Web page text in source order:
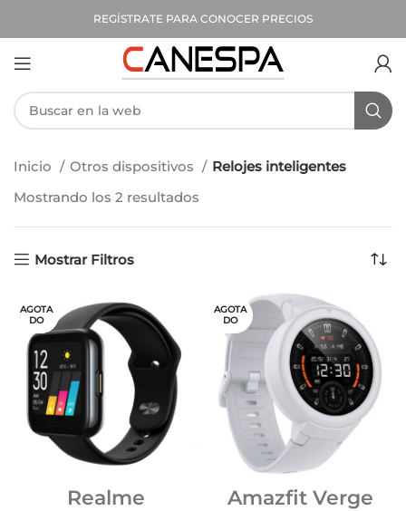
REGÍSTRATE PARA CONOCER PRECIOS
Inicio Otros dispositivos
Relojes inteligentes
Mostrando los 2 resultados
Mostrar Filtros
AGOTA
DO
Realme
AGOTA
DO
Amazfit Verge